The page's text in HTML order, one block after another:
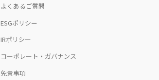
よくあるご質問
ESGポリシー
IRポリシー
コーポレート・ガバナンス
免責事項